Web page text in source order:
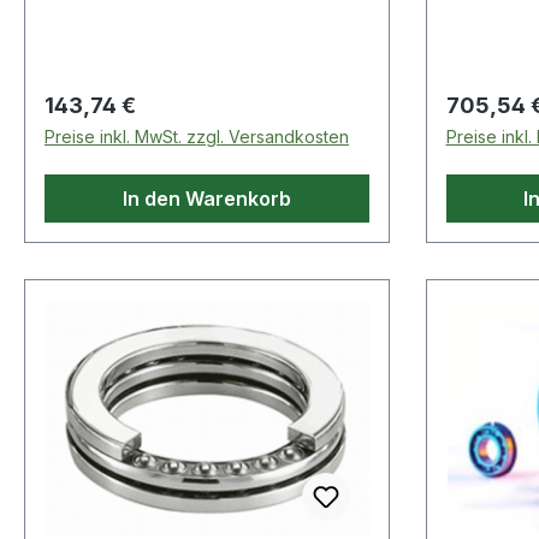
Regulärer Preis:
143,74 €
Preise inkl. MwSt. zzgl. Versandkosten
In den Warenkorb
Regulärer
705,54
Preise inkl.